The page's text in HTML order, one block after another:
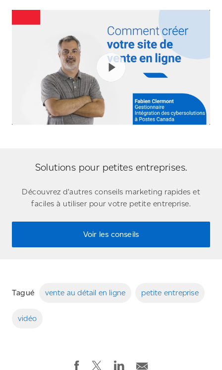
Solutions pour petites entreprises.
Découvrez d'autres conseils marketing rapides et
faciles à utiliser pour votre petite entreprise.
Voir les conseils
Tagué vente au détail en ligne petite entreprise
vidéo